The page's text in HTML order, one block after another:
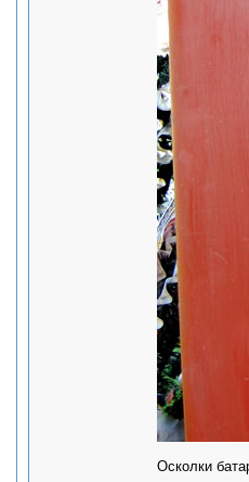
Осколки